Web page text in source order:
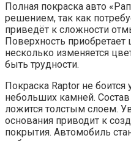
Полная покраска авто
решением, так как
приведёт к сложности
Поверхность
несколько изменяется
быть трудности.
Покраска Raptor не боится
небольших камней. Состав
ложится толстым слоем.
основания приводит к
покрытия. Автомобиль